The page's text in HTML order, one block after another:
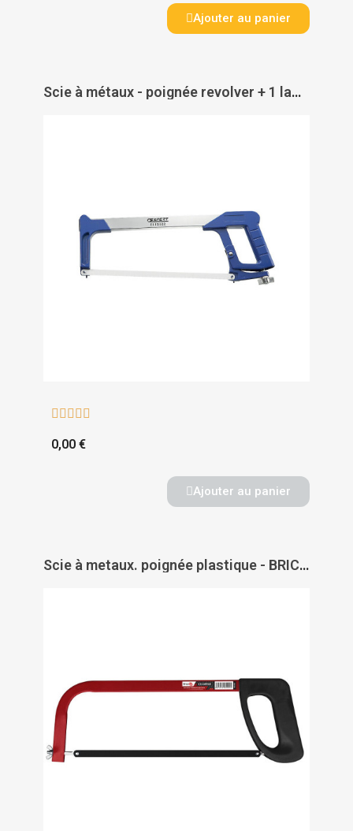
Ajouter au panier
Scie à métaux - poignée revolver + 1 lame Expert - EXPERT BY FACOM
    
0,00 €
Ajouter au panier
Scie à metaux. poignée plastique - BRICOTOP